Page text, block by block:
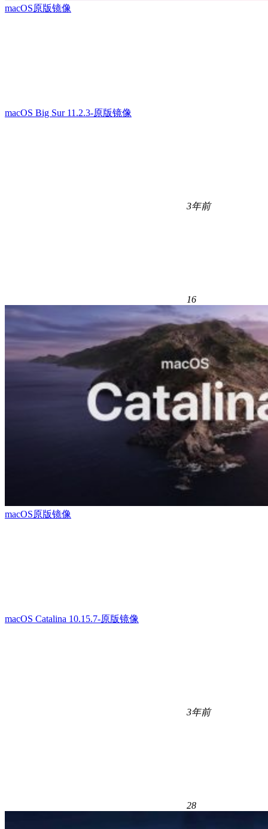
macOS原版镜像
macOS Big Sur 11.2.3-原版镜像
3年前
16
macOS原版镜像
macOS Catalina 10.15.7-原版镜像
3年前
28